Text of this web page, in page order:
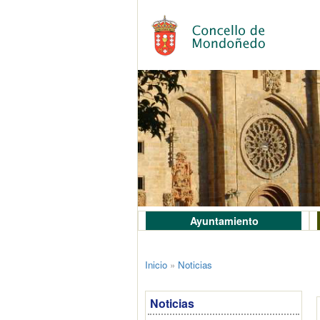
Ayuntamiento
Inicio » Noticias
Noticias